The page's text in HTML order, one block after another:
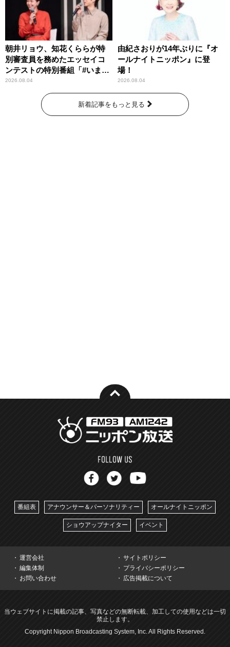
朝井リョウ、知花くららが特
別審査員を務めたエッセイコ
ンテストの特別番組「#いまあ
なたに伝えたいこと」
2026.08.04
由紀さおりが14年ぶりに『オ
ールナイトニッポン』に登
場！
2026.08.04
新着記事をもっと見る
番組表 アナウンサー＆パーソナリティー オールナイトニッポン
ショウアップナイター イベント
運営会社
サイトポリシー
編集体制
プライバシーポリシー
お問い合わせ
広告掲載について
当ウェブサイトに掲載の記事、写真などの無断転載、加工しての使用などは一切
禁止します。
Copyright Nippon Broadcasting System, Inc. All Rights Reserved.